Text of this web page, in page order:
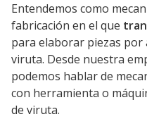
Entendemos como
fabricación en el que
para elaborar piezas
viruta. Desde nuestra
podemos hablar de
con herramienta o
de viruta.